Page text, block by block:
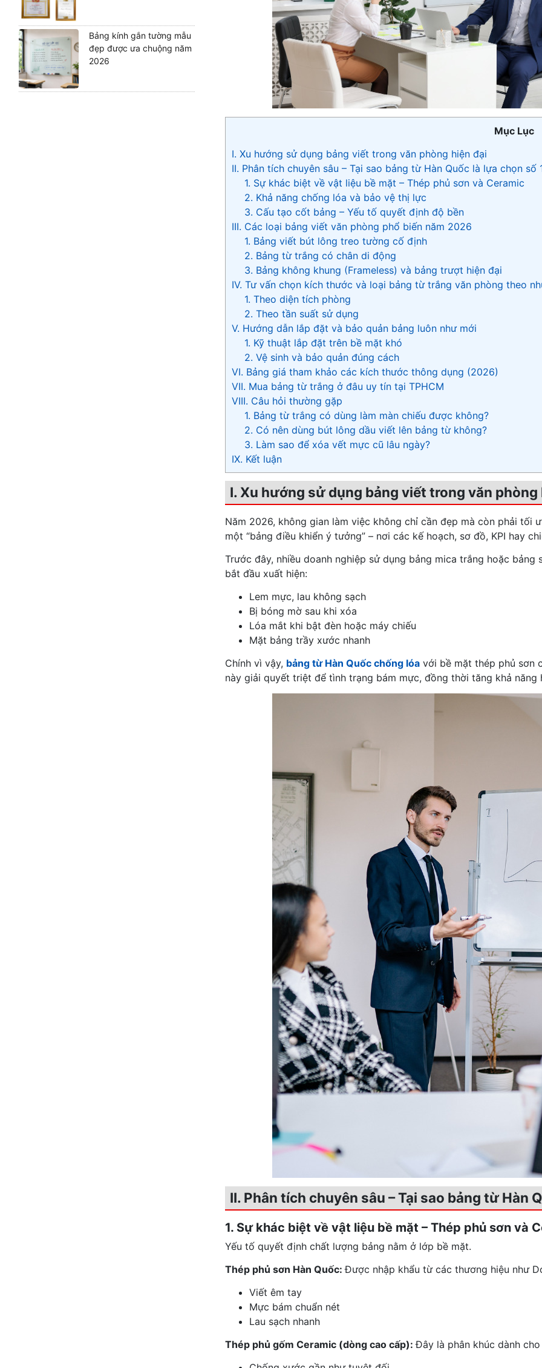
Bảng kính gắn tường mẫu
đẹp được ưa chuộng năm
2026
Mục Lục
I. Xu hướng sử dụng bảng viết trong văn phòng hiện đại
II. Phân tích chuyên sâu – Tại sao bảng từ Hàn Quốc là lựa chọn số
1. Sự khác biệt về vật liệu bề mặt – Thép phủ sơn và Ceramic
2. Khả năng chống lóa và bảo vệ thị lực
3. Cấu tạo cốt bảng – Yếu tố quyết định độ bền
III. Các loại bảng viết văn phòng phổ biến năm 2026
1. Bảng viết bút lông treo tường cố định
2. Bảng từ trắng có chân di động
3. Bảng không khung (Frameless) và bảng trượt hiện đại
IV. Tư vấn chọn kích thước và loại bảng từ trắng văn phòng theo
1. Theo diện tích phòng
2. Theo tần suất sử dụng
V. Hướng dẫn lắp đặt và bảo quản bảng luôn như mới
1. Kỹ thuật lắp đặt trên bề mặt khó
2. Vệ sinh và bảo quản đúng cách
VI. Bảng giá tham khảo các kích thước thông dụng (2026)
VII. Mua bảng từ trắng ở đâu uy tín tại TPHCM
VIII. Câu hỏi thường gặp
1. Bảng từ trắng có dùng làm màn chiếu được không?
2. Có nên dùng bút lông dầu viết lên bảng từ không?
3. Làm sao để xóa vết mực cũ lâu ngày?
IX. Kết luận
I. Xu hướng sử dụng bảng viết trong văn phòng
Năm 2026, không gian làm việc không chỉ cần đẹp mà còn phải tối
một “bảng điều khiển ý tưởng” – nơi các kế hoạch, sơ đồ, KPI hay
Trước đây, nhiều doanh nghiệp sử dụng bảng mica trắng hoặc
bắt đầu xuất hiện:
Lem mực, lau không sạch
Bị bóng mờ sau khi xóa
Lóa mắt khi bật đèn hoặc máy chiếu
Mặt bảng trầy xước nhanh
Chính vì vậy, bảng từ Hàn Quốc chống lóavới bề mặt thép phủ sơn
này giải quyết triệt để tình trạng bám mực, đồng thời tăng khả
II. Phân tích chuyên sâu – Tại sao bảng từ Hàn
1. Sự khác biệt về vật liệu bề mặt – Thép phủ sơn và
Yếu tố quyết định chất lượng bảng nằm ở lớp bề mặt.
Thép phủ sơn Hàn Quốc:Được nhập khẩu từ các thương hiệu như
Viết êm tay
Mực bám chuẩn nét
Lau sạch nhanh
Thép phủ gốm Ceramic (dòng cao cấp):Đây là phân khúc dành